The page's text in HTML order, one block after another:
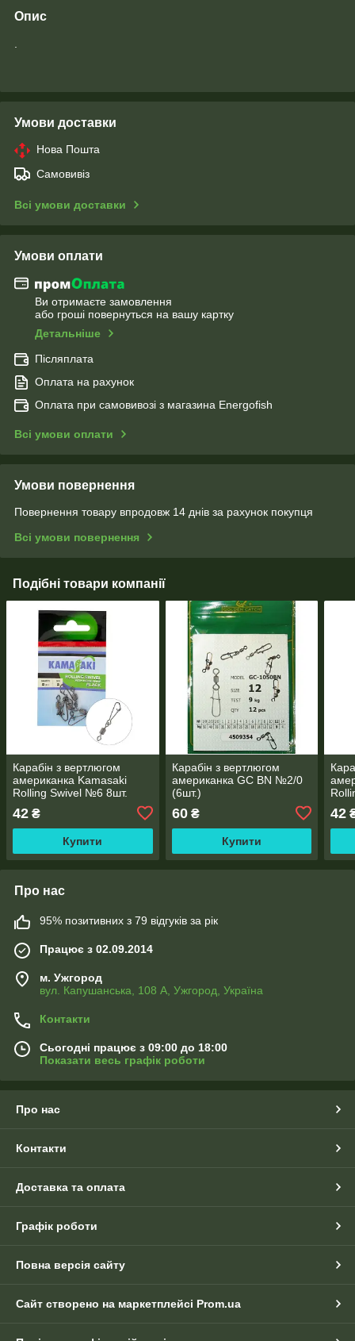
Опис
Умови доставки
Нова Пошта
Самовивіз
Всі умови доставки
Умови оплати
Ви отримаєте замовлення
або гроші повернуться на вашу картку
Детальніше
Післяплата
Оплата на рахунок
Оплата при самовивозі з магазина Energofish
Всі умови оплати
Умови повернення
Повернення товару впродовж 14 днів за рахунок покупця
Всі умови повернення
Подібні товари компанії
Карабін з вертлюгом
американка Kamasaki
Rolling Swivel №6 8шт.
42 ₴
Купити
Карабін з вертлюгом
американка GC BN №2/0
(6шт.)
60₴
Купити
42
Про нас
95% позитивних з 79 відгуків за рік
Працює з 02.09.2014
м. Ужгород
вул. Капушанська, 108 А, Ужгород, Україна
Контакти
Сьогодні працює з 09:00 до 18:00
Показати весь графік роботи
Про нас
Контакти
Доставка та оплата
Графік роботи
Повна версія сайту
Сайт створено на маркетплейсі Prom.ua